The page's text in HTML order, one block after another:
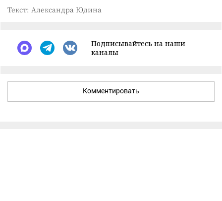
Текст: Александра Юдина
Подписывайтесь на наши
каналы
Комментировать